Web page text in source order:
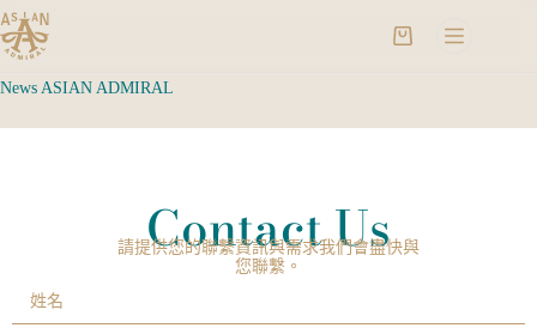
News ASIAN ADMIRAL
Contact Us
請提供您的聯繫資訊與需求我們會盡快與
您聯繫。